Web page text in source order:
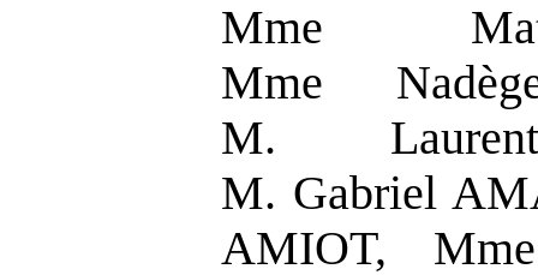
Mme
Mme
M.
M. Gabriel
AMIOT,